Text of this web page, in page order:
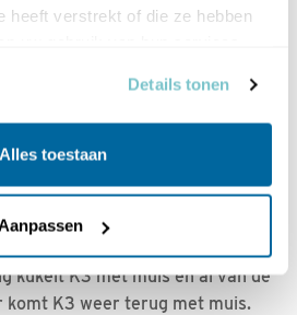
heeft verstrekt of die ze hebben
Details tonen
Alles toestaan
op een rij
juli 2017, 23:46 | Vind ik leuk|
en 1:57 4 muizen afleveren.
kukelt K3 met muis en al van de
komt K3 weer terug met muis.